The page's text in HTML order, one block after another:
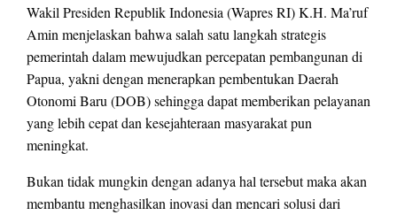
Wakil Presiden Republik Indonesia (Wapres RI) K.H. Ma’ruf
Amin menjelaskan bahwa salah satu langkah strategis
pemerintah dalam mewujudkan percepatan pembangunan di
Papua, yakni dengan menerapkan pembentukan Daerah
Otonomi Baru (DOB) sehingga dapat memberikan pelayanan
yang lebih cepat dan kesejahteraan masyarakat pun
meningkat.
Bukan tidak mungkin dengan adanya hal tersebut maka akan
membantu menghasilkan inovasi dan mencari solusi dari